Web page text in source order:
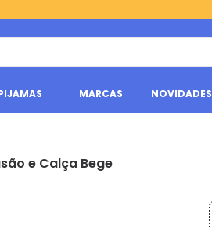
MARCAS NOVIDADES
e Calça Bege